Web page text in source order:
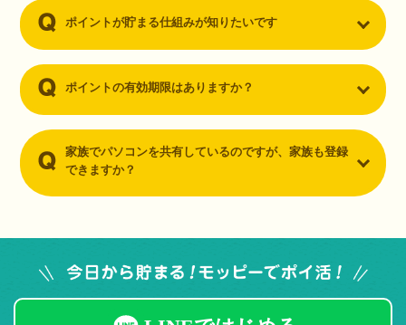
ポイントが貯まる仕組みが知りたいです
ポイントの有効期限はありますか？
家族でパソコンを共有しているのですが、家族も登録
できますか？